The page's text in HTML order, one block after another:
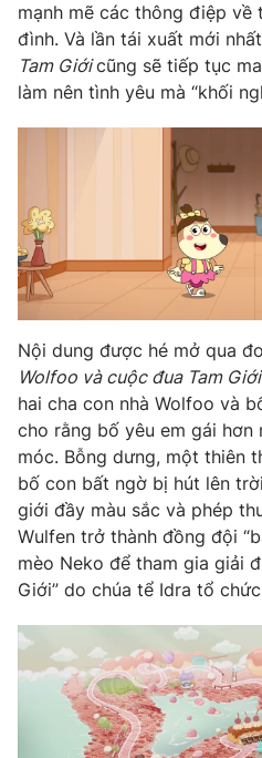
Phim VTV
Hậu trường
Giải sao mai
Giải trí
Điện ảnh
Âm nhạc
Đời sống
Chất lượng cuộc sống
Tuyển sinh
Học trực tuyến
Công nghệ
Hitech Công nghệ tương lai
Sản phẩm
Thị trường
Tư vấn
Giao lưu trực tuyến
Lịch phát sóng
Chuyên mục khác
Emagazine
Photo
VTV Money
VTV Sức khoẻ
mạnh mẽ các thông điệp về
đình. Và lần tái xuất mới
Tam Giớicũng sẽ tiếp tục
làm nên tình yêu mà “khối
Nội dung được hé mở qua
Wolfoo và cuộc đua Tam Giới
hai cha con nhà Wolfoo và
cho rằng bố yêu em gái
móc. Bỗng dưng, một thiên
bố con bất ngờ bị hút lên
giới đầy màu sắc và phép
Wulfen trở thành đồng đội
mèo Neko để tham gia giải
Giới” do chúa tể Idra tổ